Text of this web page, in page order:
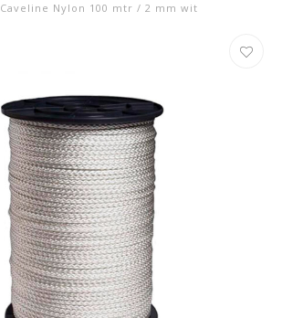
Caveline Nylon 100 mtr / 2 mm wit